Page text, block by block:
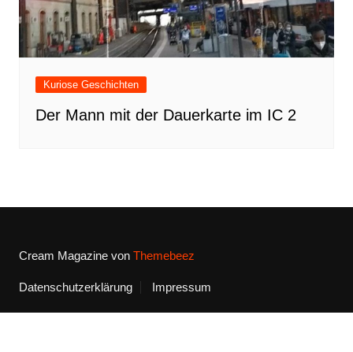
Kuriose Geschichten
Der Mann mit der Dauerkarte im IC 2
Cream Magazine von Themebeez
Datenschutzerklärung Impressum